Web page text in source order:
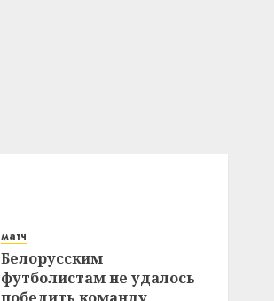
матч
Белорусским
футболистам не удалось